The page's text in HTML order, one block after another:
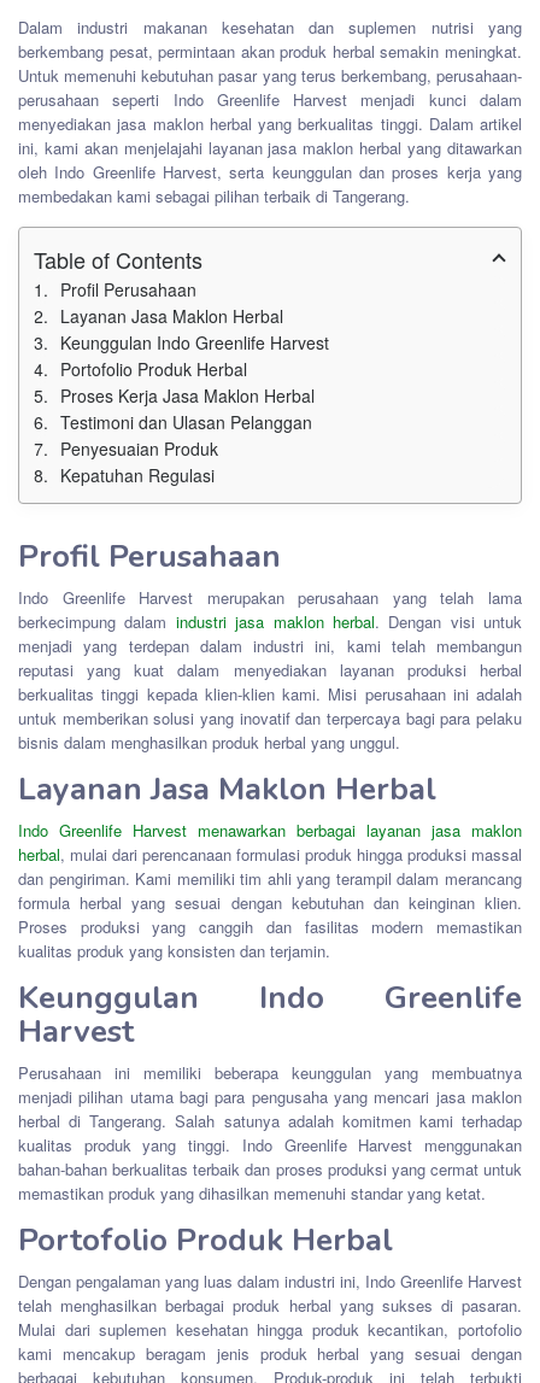
Dalam industri makanan kesehatan dan suplemen nutrisi yang
berkembang pesat, permintaan akan produk herbal semakin meningkat.
Untuk memenuhi kebutuhan pasar yang terus berkembang, perusahaan-
perusahaan seperti Indo Greenlife Harvest menjadi kunci dalam
menyediakan jasa maklon herbal yang berkualitas tinggi. Dalam artikel
ini, kami akan menjelajahi layanan jasa maklon herbal yang ditawarkan
oleh Indo Greenlife Harvest, serta keunggulan dan proses kerja yang
membedakan kami sebagai pilihan terbaik di Tangerang.
Table of Contents
Profil Perusahaan
Layanan Jasa Maklon Herbal
Keunggulan Indo Greenlife Harvest
Portofolio Produk Herbal
Proses Kerja Jasa Maklon Herbal
Testimoni dan Ulasan Pelanggan
Penyesuaian Produk
Kepatuhan Regulasi
Profil Perusahaan
Indo Greenlife Harvest merupakan perusahaan yang telah lama
berkecimpung dalam industri jasa maklon herbal. Dengan visi untuk
menjadi yang terdepan dalam industri ini, kami telah membangun
reputasi yang kuat dalam menyediakan layanan produksi herbal
berkualitas tinggi kepada klien-klien kami. Misi perusahaan ini adalah
untuk memberikan solusi yang inovatif dan terpercaya bagi para pelaku
bisnis dalam menghasilkan produk herbal yang unggul.
Layanan Jasa Maklon Herbal
Indo Greenlife Harvest menawarkan berbagai layanan jasa maklon
herbal, mulai dari perencanaan formulasi produk hingga produksi massal
dan pengiriman. Kami memiliki tim ahli yang terampil dalam merancang
formula herbal yang sesuai dengan kebutuhan dan keinginan klien.
Proses produksi yang canggih dan fasilitas modern memastikan
kualitas produk yang konsisten dan terjamin.
Keunggulan Indo Greenlife
Harvest
Perusahaan ini memiliki beberapa keunggulan yang membuatnya
menjadi pilihan utama bagi para pengusaha yang mencari jasa maklon
herbal di Tangerang. Salah satunya adalah komitmen kami terhadap
kualitas produk yang tinggi. Indo Greenlife Harvest menggunakan
bahan-bahan berkualitas terbaik dan proses produksi yang cermat untuk
memastikan produk yang dihasilkan memenuhi standar yang ketat.
Portofolio Produk Herbal
Dengan pengalaman yang luas dalam industri ini, Indo Greenlife Harvest
telah menghasilkan berbagai produk herbal yang sukses di pasaran.
Mulai dari suplemen kesehatan hingga produk kecantikan, portofolio
kami mencakup beragam jenis produk herbal yang sesuai dengan
berbagai kebutuhan konsumen. Produk-produk ini telah terbukti